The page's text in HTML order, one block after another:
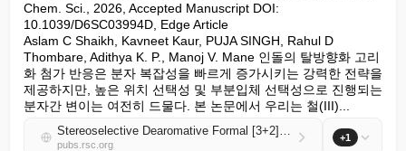
Chem. Sci., 2026, Accepted Manuscript DOI:
10.1039/D6SC03994D, Edge Article
Aslam C Shaikh, Kavneet Kaur, PUJA SINGH, Rahul D
Thombare, Adithya K. P., Manoj V. Mane 인돌의 탈방향화 고리
화 첨가 반응은 분자 복잡성을 빠르게 증가시키는 강력한 전략을
제공하지만, 높은 위치 선택성 및 부분입체 선택성으로 진행되는
분자간 변이는 여전히 드물다. 본 논문에서 우리는 철(III)...
Stereoselective Dearomative Formal [3+2] cycloaddition of Indole with Allenols: Access to Structurally Diverse Cyclopenta[b]indoles
pubs.rsc.org
+1